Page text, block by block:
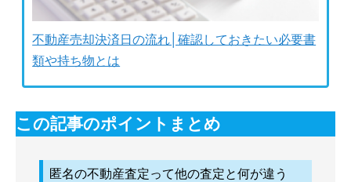
不動産売却決済日の流れ│確認しておきたい必要書
類や持ち物とは
この記事のポイントまとめ
匿名の不動産査定って他の査定と何が違う